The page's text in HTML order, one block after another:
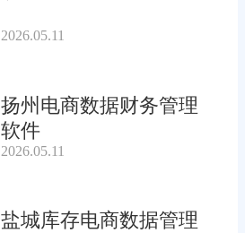
2026.05.11
扬州电商数据财务管理
软件
2026.05.11
盐城库存电商数据管理